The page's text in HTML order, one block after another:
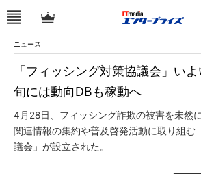
ニュース
「フィッシング対策協議会」い
旬には動向DBも稼動へ
4月28日、フィッシング詐欺の被害を未然
関連情報の集約や普及啓発活動に取り組む
議会」が設立された。